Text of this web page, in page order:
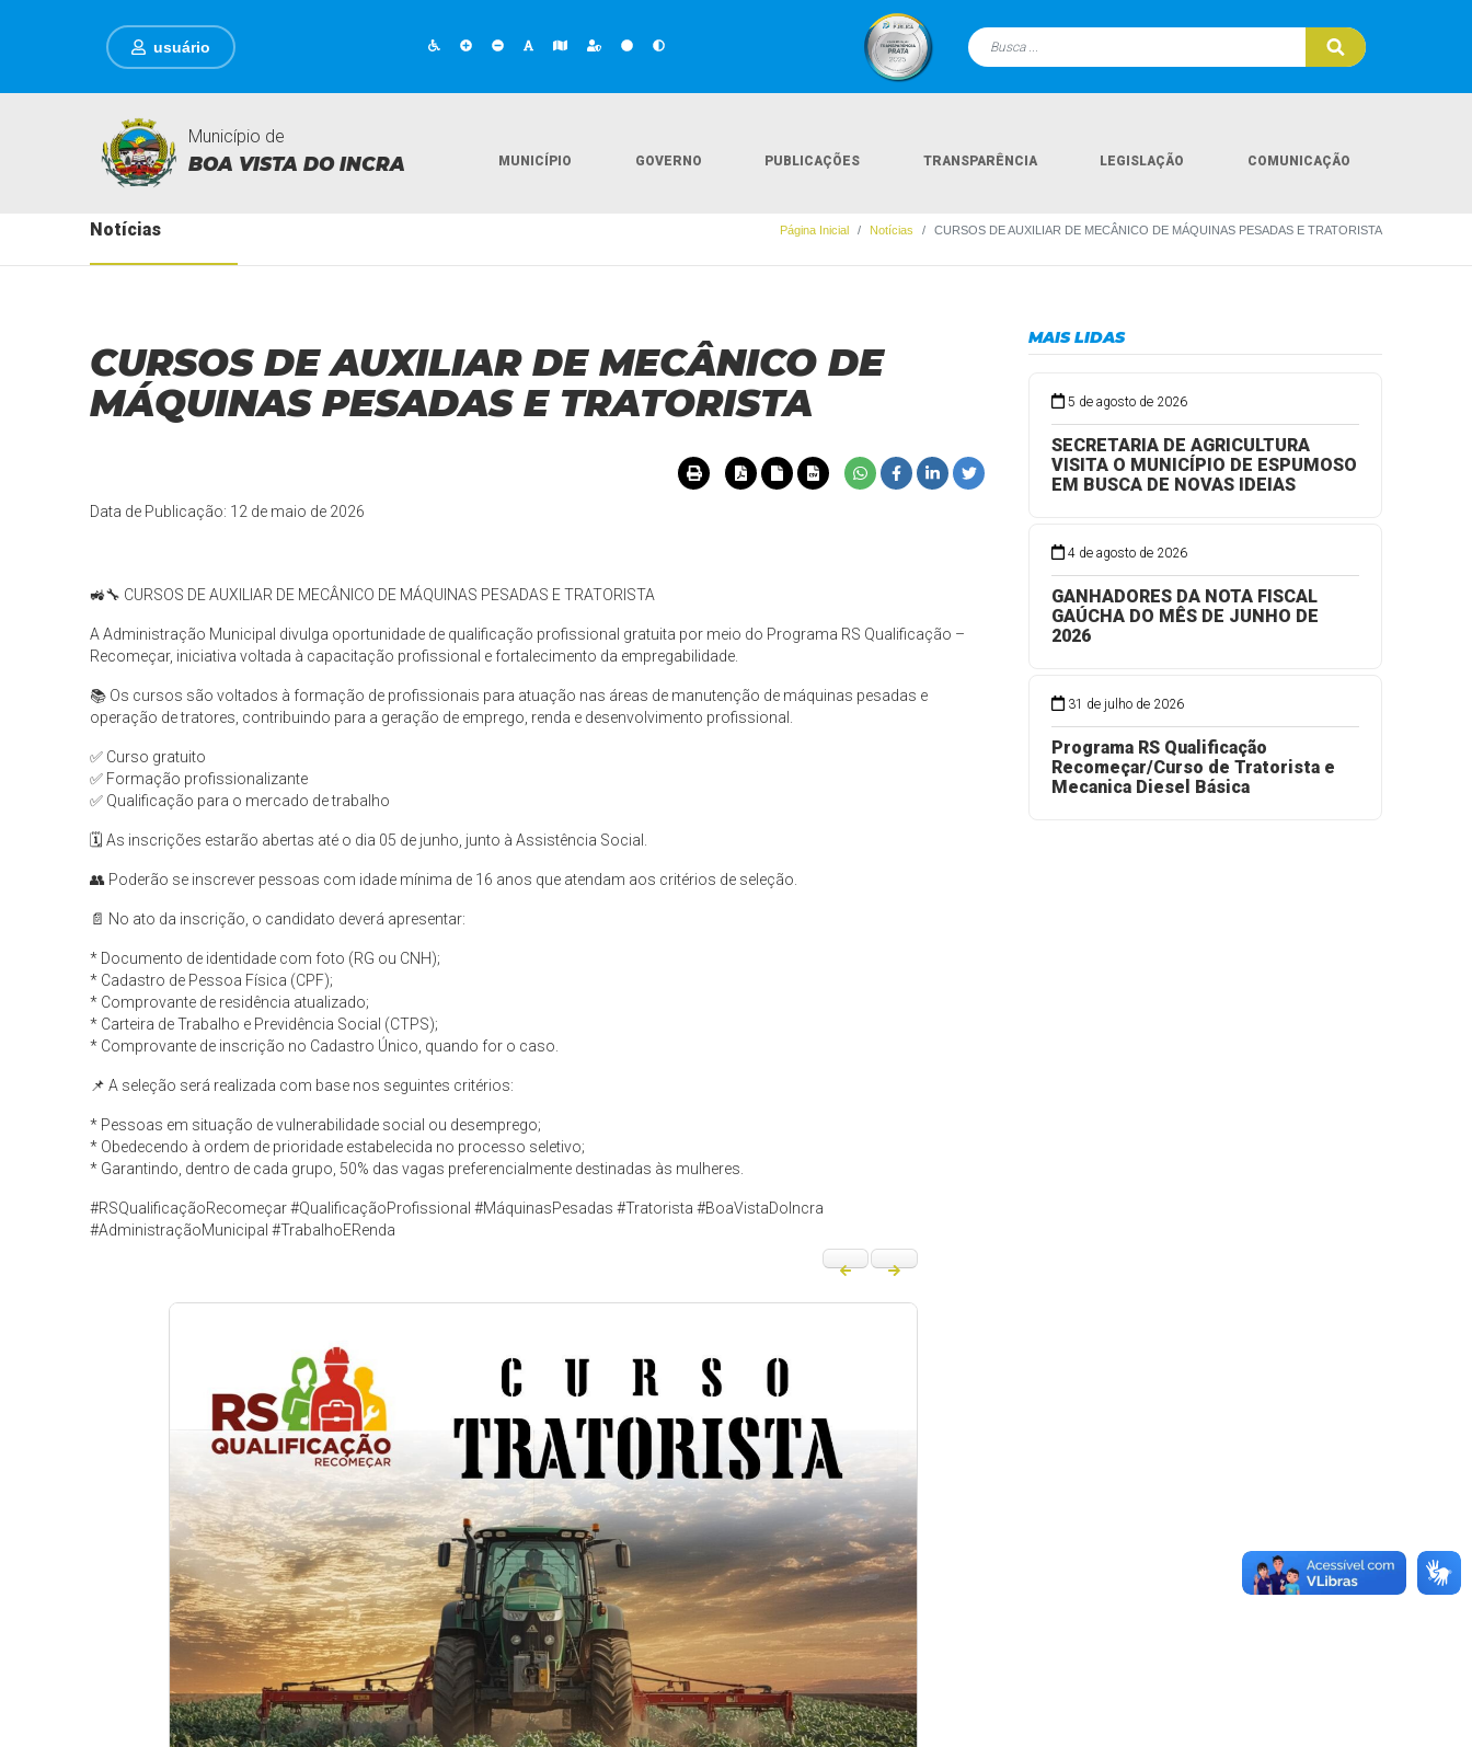
usuário
Município de
BOA VISTA DO INCRA MUNICÍPIO GOVERNO PUBLICAÇÕES TRANSPARÊNCIA LEGISLAÇÃO COMUNICAÇÃO
Notícias Página Inicial Notícias CURSOS DE AUXILIAR DE MECÂNICO DE MÁQUINAS PESADAS E TRATORISTA
CURSOS DE AUXILIAR DE MECÂNICO DE
MÁQUINAS PESADAS E TRATORISTA
Data de Publicação: 12 de maio de 2026
🚜🔧 CURSOS DE AUXILIAR DE MECÂNICO DE MÁQUINAS PESADAS E TRATORISTA
A Administração Municipal divulga oportunidade de qualificação profissional gratuita por meio do Programa RS Qualificação –
Recomeçar, iniciativa voltada à capacitação profissional e fortalecimento da empregabilidade.
📚 Os cursos são voltados à formação de profissionais para atuação nas áreas de manutenção de máquinas pesadas e
operação de tratores, contribuindo para a geração de emprego, renda e desenvolvimento profissional.
✅ Curso gratuito
✅ Formação profissionalizante
✅ Qualificação para o mercado de trabalho
🗓️ As inscrições estarão abertas até o dia 05 de junho, junto à Assistência Social.
👥 Poderão se inscrever pessoas com idade mínima de 16 anos que atendam aos critérios de seleção.
📄 No ato da inscrição, o candidato deverá apresentar:
* Documento de identidade com foto (RG ou CNH);
* Cadastro de Pessoa Física (CPF);
* Comprovante de residência atualizado;
* Carteira de Trabalho e Previdência Social (CTPS);
* Comprovante de inscrição no Cadastro Único, quando for o caso.
📌 A seleção será realizada com base nos seguintes critérios:
* Pessoas em situação de vulnerabilidade social ou desemprego;
* Obedecendo à ordem de prioridade estabelecida no processo seletivo;
* Garantindo, dentro de cada grupo, 50% das vagas preferencialmente destinadas às mulheres.
#RSQualificaçãoRecomeçar #QualificaçãoProfissional #MáquinasPesadas #Tratorista #BoaVistaDoIncra
#AdministraçãoMunicipal #TrabalhoERenda
MAIS LIDAS
5 de agosto de 2026
SECRETARIA DE AGRICULTURA
VISITA O MUNICÍPIO DE ESPUMOSO
EM BUSCA DE NOVAS IDEIAS
4 de agosto de 2026
GANHADORES DA NOTA FISCAL
GAÚCHA DO MÊS DE JUNHO DE
2026
31 de julho de 2026
Programa RS Qualificação
Recomeçar/Curso de Tratorista e
Mecanica Diesel Básica